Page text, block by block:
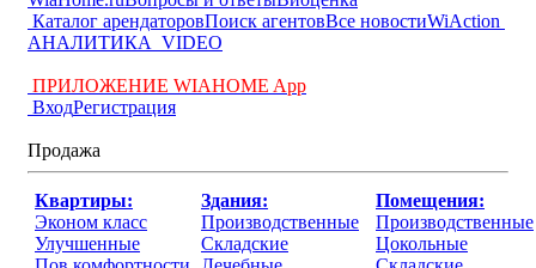
Каталог арендаторовПоиск агентовВсе новостиWiAction
АНАЛИТИКА VIDEO
ПРИЛОЖЕНИЕ WIAHOME App
ВходРегистрация
Продажа
Квартиры:
Эконом класс
Улучшенные
Здания:
Производственные
Складские
Помещения:
Производственные
Цокольные